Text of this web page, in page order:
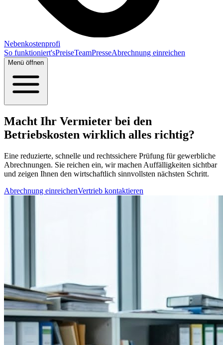
Nebenkostenprofi
So funktioniert'sPreiseTeamPresseAbrechnung einreichen
Menü öffnen
Macht Ihr Vermieter bei den
Betriebskosten wirklich alles richtig?
Eine reduzierte, schnelle und rechtssichere Prüfung für gewerbliche
Abrechnungen. Sie reichen ein, wir machen Auffälligkeiten sichtbar
und zeigen Ihnen den wirtschaftlich sinnvollsten nächsten Schritt.
Abrechnung einreichenVertrieb kontaktieren